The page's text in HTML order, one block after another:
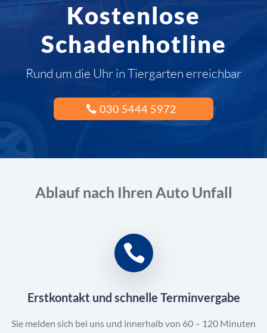
Kostenlose
Schadenhotline
Rund um die Uhr in Tiergarten erreichbar
030 5444 5972
Ablauf nach Ihren Auto Unfall
Erstkontakt und schnelle Terminvergabe
Sie melden sich bei uns und innerhalb von 60 – 120 Minuten